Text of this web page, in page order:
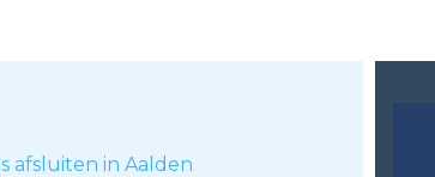
afsluiten in Aalden